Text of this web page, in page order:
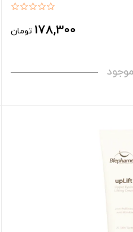
178,300 تومان